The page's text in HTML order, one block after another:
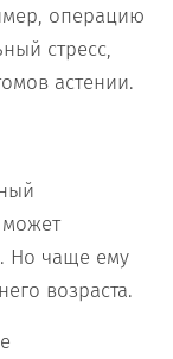
операцию
стресс,
астении.
Но чаще ему
возраста.